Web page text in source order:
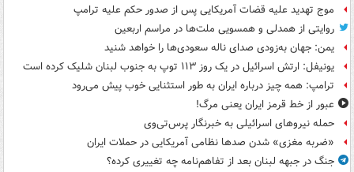
موج تهدید علیه قضات آمریکایی پس از صدور حکم علیه ترامپ
روایتی از همدلی و همسویی ملت‌ها در مراسم اربعین
یمن: جهان به‌زودی صدای ناله سعودی‌ها را خواهد شنید
یونیفل: ارتش اسرائیل در یک روز ۱۱۳ توپ به جنوب لبنان شلیک کرده است
ترامپ: همه چیز درباره ایران به طور استثنایی خوب پیش می‌رود
عبور از خط قرمز ایران یعنی مرگ!
حمله نیروهای اسرائیلی به خبرنگار پرس‌تی‌وی
«ضربه مغزی» شدن صدها نظامی آمریکایی در حملات ایران
جنگ در جبهه لبنان بعد از تفاهم‌نامه چه تغییری کرده؟